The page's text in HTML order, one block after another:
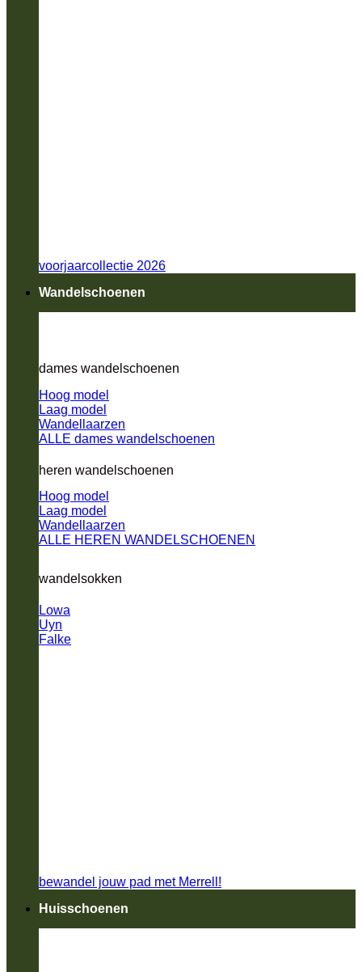
voorjaarcollectie 2026
Wandelschoenen
dames wandelschoenen
Hoog model
Laag model
Wandellaarzen
ALLE dames wandelschoenen
heren wandelschoenen
Hoog model
Laag model
Wandellaarzen
ALLE HEREN WANDELSCHOENEN
wandelsokken
Lowa
Uyn
Falke
bewandel jouw pad met Merrell!
Huisschoenen